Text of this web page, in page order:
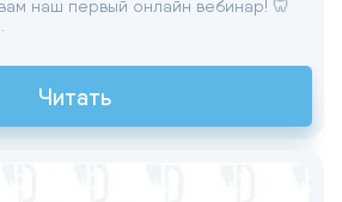
наш первый онлайн вебинар! 🦷
Читать